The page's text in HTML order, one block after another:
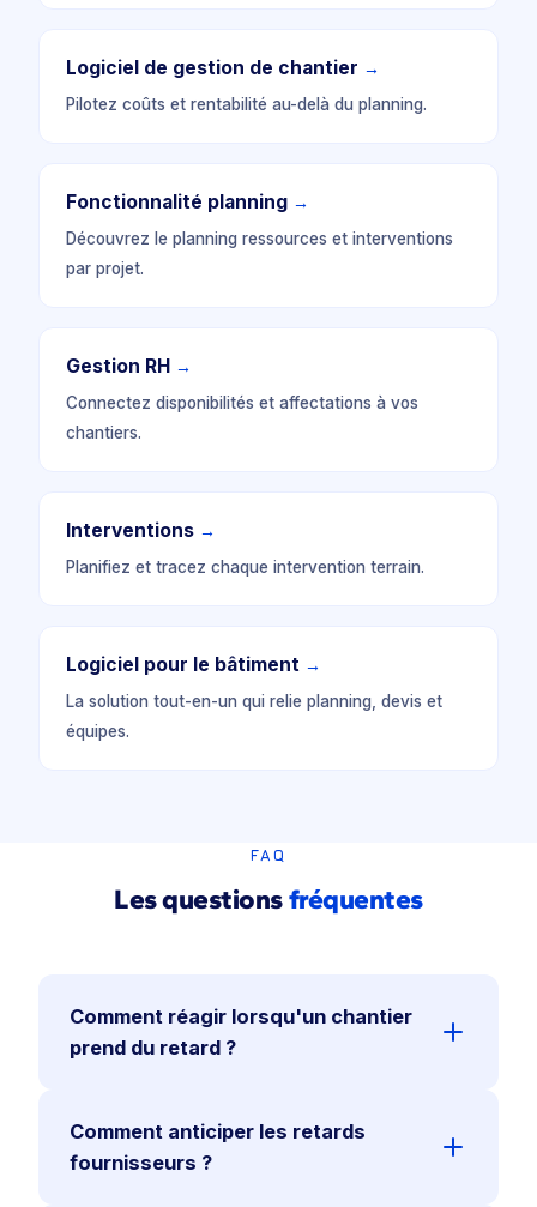
Logiciel de gestion de chantier →
Pilotez coûts et rentabilité au-delà du planning.
Fonctionnalité planning →
Découvrez le planning ressources et interventions
par projet.
Gestion RH →
Connectez disponibilités et affectations à vos
chantiers.
Interventions →
Planifiez et tracez chaque intervention terrain.
Logiciel pour le bâtiment →
La solution tout-en-un qui relie planning, devis et
équipes.
FAQ
Les questionsfréquentes
Comment réagir lorsqu'un chantier
prend du retard ?
tâches liées grâce aux dépendances, puis en
replanifiant en quelques clics. Les équipes
Comment anticiper les retards
fournisseurs ?